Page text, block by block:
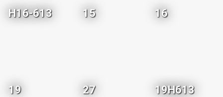
H16-613 15 16
19 27 19H613